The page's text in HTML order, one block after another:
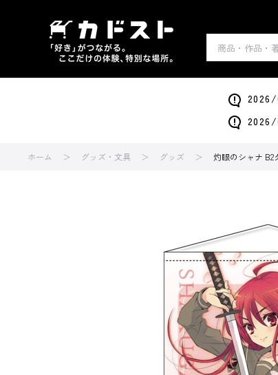
2026/
2026/
ホーム グッズ・文具 グッズ 灼眼のシャナ B2